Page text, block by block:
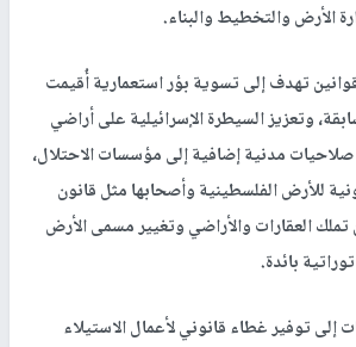
الأرض والتخطيط والبناء.
تهدف إلى تسوية بؤر استعمارية أُقيمت
وتعزيز السيطرة الإسرائيلية على أراضي
صلاحيات مدنية إضافية إلى مؤسسات الاحتلال،
للأرض الفلسطينية وأصحابها مثل قانون
العقارات والأراضي وتغيير مسمى الأرض
بائدة.
توفير غطاء قانوني لأعمال الاستيلاء